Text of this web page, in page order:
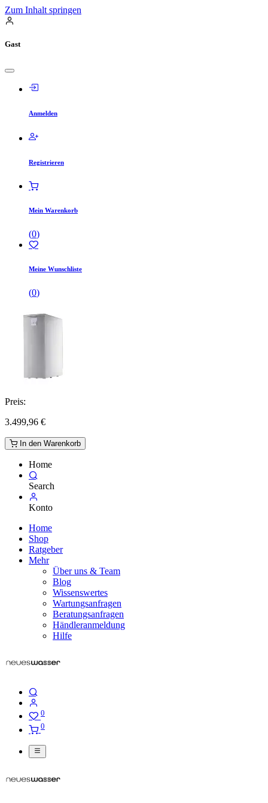
Zum Inhalt springen
Gast
Anmelden
Registrieren
Mein Warenkorb
(0)
Meine Wunschliste
(0)
Preis:
3.499,96 €
In den Warenkorb
Home
Search
Konto
Home
Shop
Ratgeber
Mehr
Über uns & Team
Blog
Wissenswertes
Wartungsanfragen
Beratungsanfragen
Händleranmeldung
Hilfe
0
0